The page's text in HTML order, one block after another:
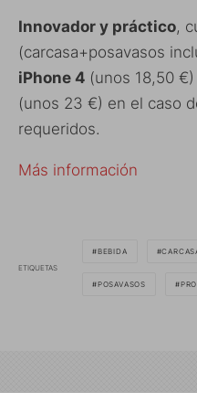
Innovador y práctico,
(carcasa+posavasos
iPhone 4 (unos 18,50
(unos 23 €) en el caso
requeridos.
Más información
ETIQUETAS
BEBIDA
POSAVASOS